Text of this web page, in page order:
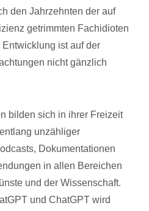
den Jahrzehnten der auf
getrimmten Fachidioten
ist auf der
nicht gänzlich
bilden sich in ihrer Freizeit
unzähliger
Dokumentationen
in allen Bereichen
und der Wissenschaft.
und ChatGPT wird